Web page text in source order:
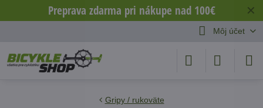
✕
Preprava zdarma pri nákupe nad 100€
Môj účet
Gripy / rukoväte